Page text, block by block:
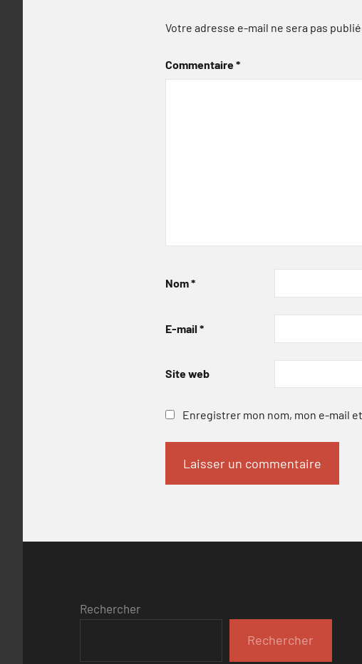
Votre adresse e-mail ne sera pas
Commentaire*
Nom*
E-mail *
Site web
Enregistrer mon nom, mon e-mail
Rechercher
Rechercher